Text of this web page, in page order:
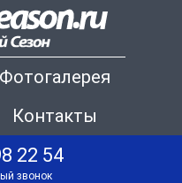
Фотогалерея
Контакты
22 54
звонок